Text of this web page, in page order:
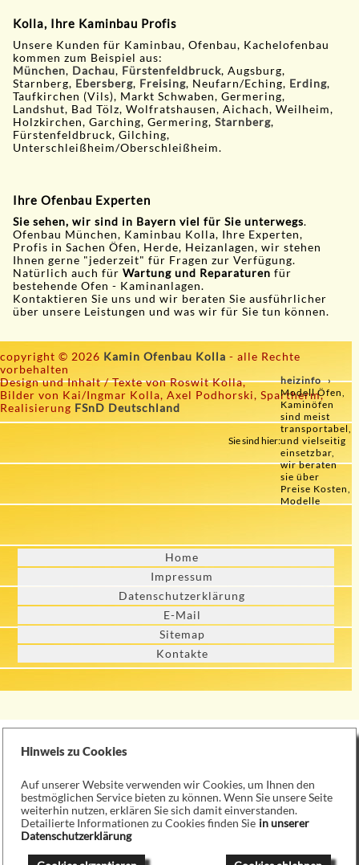
Kolla, Ihre Kaminbau Profis
Unsere Kunden für Kaminbau, Ofenbau, Kachelofenbau
kommen zum Beispiel aus:
München, Dachau, Fürstenfeldbruck, Augsburg,
Starnberg, Ebersberg, Freising, Neufarn/Eching, Erding,
Taufkirchen (Vils), Markt Schwaben, Germering,
Landshut, Bad Tölz, Wolfratshausen, Aichach, Weilheim,
Holzkirchen, Garching, Germering,Starnberg,
Fürstenfeldbruck, Gilching,
Unterschleißheim/Oberschleißheim.
Ihre Ofenbau Experten
Sie sehen, wir sind in Bayern viel für Sie unterwegs.
Ofenbau München, Kaminbau Kolla, Ihre Experten,
Profis in Sachen Öfen, Herde, Heizanlagen, wir stehen
Ihnen gerne "jederzeit" für Fragen zur Verfügung.
Natürlich auch fürWartung und Reparaturen für
bestehende Ofen - Kaminanlagen.
Kontaktieren Sie uns und wir beraten Sie ausführlicher
über unsere Leistungen und was wir für Sie tun können.
copyright © 2026 Kamin Ofenbau Kolla - alle Rechte
vorbehalten
Design und Inhalt / Texte von Roswit Kolla,
Bilder von Kai/Ingmar Kolla, Axel Podhorski, Spartherm,
Realisierung FSnD Deutschland
Sie sind hier:
heizinfo
Modell Öfen,
Kaminöfen
sind meist
transportabel,
und vielseitig
einsetzbar,
wir beraten
sie über
Preise Kosten,
Modelle
Home
Impressum
Datenschutzerklärung
E-Mail
Sitemap
Kontakte
Hinweis zu Cookies
Auf unserer Website verwenden wir Cookies, um Ihnen den
bestmöglichen Service bieten zu können. Wenn Sie unsere Seite
weiterhin nutzen, erklären Sie sich damit einverstanden.
Detailierte Informationen zu Cookies finden Sie in unserer
Datenschutzerklärung